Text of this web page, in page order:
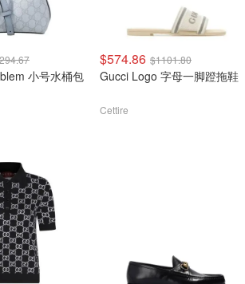
小号水桶包
$574.86 $1101.80
Gucci Logo 字母一脚蹬拖鞋
Cettire